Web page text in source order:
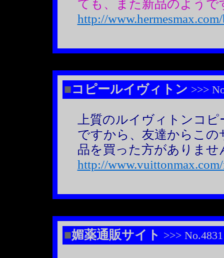
ても、また新品のようで
http://
■コピールイヴィトン >>>
上質のルイヴィトンコ
ですから、友達からこ
品を買った方がありませ
http://
■媚薬通販サイト >>> No.4831